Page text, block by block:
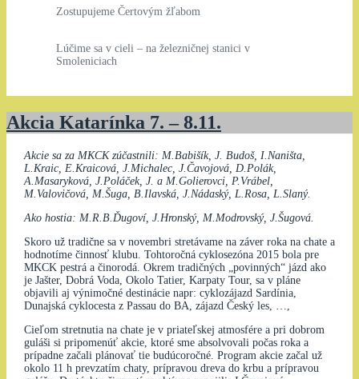
Zostupujeme Čertovým žľabom
Lúčime sa v cieli – na železničnej stanici v
Smoleniciach
Akcia Katarínka 7. – 8.11.
Akcie sa za MKCK zúčastnili: M.Babišík, J. Budoš, I.Naništa,
L.Kraic, E.Kraicová, J.Michalec, J.Čavojová, D.Polák,
A.Masaryková, J.Poláček, J. a M.Golierovci, P.Vrábel,
M.Valovičová, M.Šuga, B.Ilavská, J.Nádaský, L.Rosa, L.Slaný.
Ako hostia: M.R.B.Ďugoví, J.Hronský, M.Modrovský, J.Šugová.
Skoro už tradične sa v novembri stretávame na záver roka na chate a
hodnotíme činnosť klubu. Tohtoročná cyklosezóna 2015 bola pre
MKCK pestrá a činorodá. Okrem tradičných „povinných“ jázd ako
je Jašter, Dobrá Voda, Okolo Tatier, Karpaty Tour, sa v pláne
objavili aj výnimočné destinácie napr: cyklozájazd Sardínia,
Dunajská cyklocesta z Passau do BA, zájazd Český les, …,
Cieľom stretnutia na chate je v priateľskej atmosfére a pri dobrom
guláši si pripomenúť akcie, ktoré sme absolvovali počas roka a
prípadne začali plánovať tie budúcoročné. Program akcie začal už
okolo 11 h prevzatím chaty, prípravou dreva do krbu a prípravou